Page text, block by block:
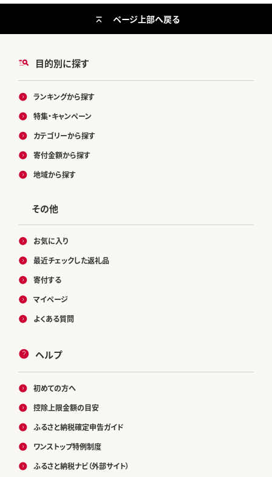
目的別に探す
ランキングから探す
特集・キャンペーン
カテゴリーから探す
寄付金額から探す
地域から探す
その他
お気に入り
最近チェックした返礼品
寄付する
マイページ
よくある質問
ヘルプ
初めての方へ
控除上限金額の目安
ふるさと納税確定申告ガイド
ワンストップ特例制度
ふるさと納税ナビ（外部サイト）
ページ上部へ戻る